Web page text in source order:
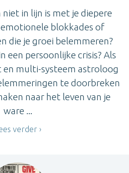
niet in lijn is met je diepere
emotionele blokkades of
die je groei belemmeren?
een persoonlijke crisis? Als
multi-systeem astroloog
te doorbreken
naar het leven van je
ware ...
verder